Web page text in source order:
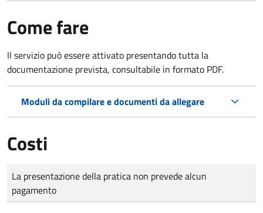
Come fare
Il servizio può essere attivato presentando tutta la
documentazione prevista, consultabile in formato PDF.
Moduli da compilare e documenti da allegare
Costi
Tipo di pagamento
Importo
La presentazione della pratica non prevede alcun
pagamento